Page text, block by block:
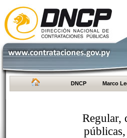
DNCP Marco
Regular,